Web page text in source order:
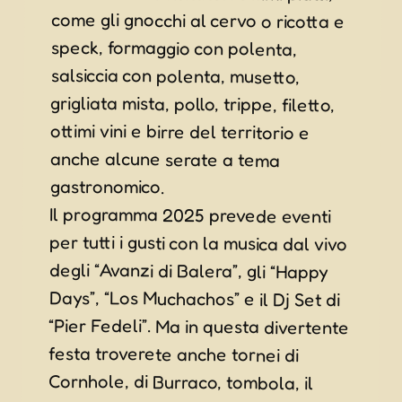
gastronomico.
Il programma 2025 prevede eventi
per tutti i gusti con la musica dal vivo
degli “Avanzi di Balera”, gli “Happy
Days”, “Los Muchachos” e il Dj Set di
“Pier Fedeli”. Ma in questa divertente
festa troverete anche tornei di
Cornhole, di Burraco, tombola, il
divertente quiz collettivo “Il
Cervellone”, esibizioni di ginnastica
artistica e passeggiata naturalistica
alla scoperta delle bellezze del